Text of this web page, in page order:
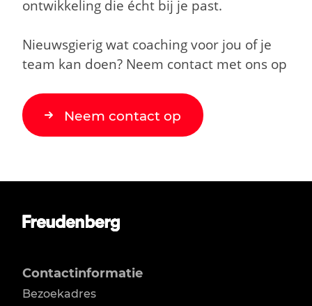
ontwikkeling die écht bij je past.
Nieuwsgierig wat coaching voor jou of je
team kan doen? Neem contact met ons op
Neem contact op
Contactinformatie
Bezoekadres